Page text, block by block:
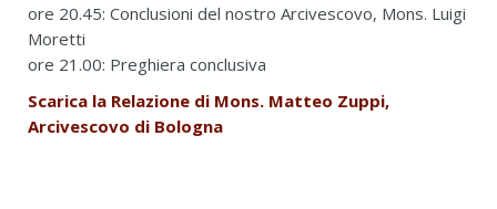
ore 20.45: Conclusioni del nostro Arcivescovo, Mons. Luigi
Moretti
ore 21.00: Preghiera conclusiva
Scarica la Relazione di Mons. Matteo Zuppi,
Arcivescovo di Bologna